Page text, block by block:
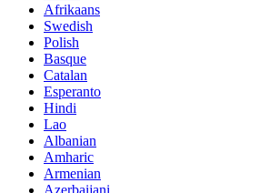
Afrikaans
Swedish
Polish
Basque
Catalan
Esperanto
Hindi
Lao
Albanian
Amharic
Armenian
Azerbaijani